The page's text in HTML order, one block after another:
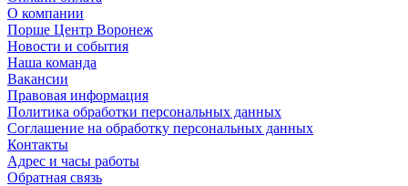
О компании
Порше Центр Воронеж
Новости и события
Наша команда
Вакансии
Правовая информация
Политика обработки персональных данных
Соглашение на обработку персональных данных
Контакты
Адрес и часы работы
Обратная связь